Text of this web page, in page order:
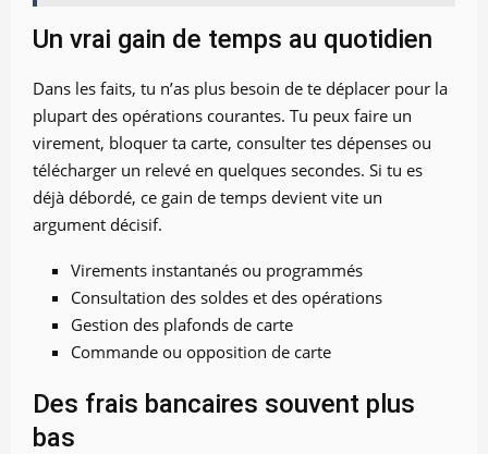
Un vrai gain de temps au quotidien
Dans les faits, tu n’as plus besoin de te déplacer pour la
plupart des opérations courantes. Tu peux faire un
virement, bloquer ta carte, consulter tes dépenses ou
télécharger un relevé en quelques secondes. Si tu es
déjà débordé, ce gain de temps devient vite un
argument décisif.
Virements instantanés ou programmés
Consultation des soldes et des opérations
Gestion des plafonds de carte
Commande ou opposition de carte
Des frais bancaires souvent plus
bas